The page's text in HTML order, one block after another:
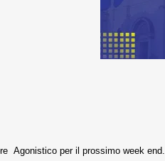
Agonistico per il prossimo week end.